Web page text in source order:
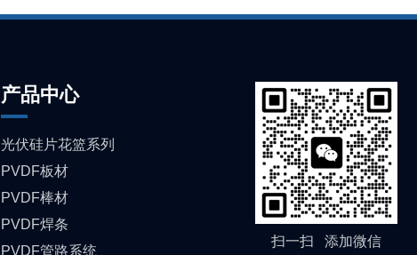
产品中心
光伏硅片花篮系列
PVDF板材
PVDF棒材
PVDF焊条
PVDF管路系统
扫一扫 添加微信